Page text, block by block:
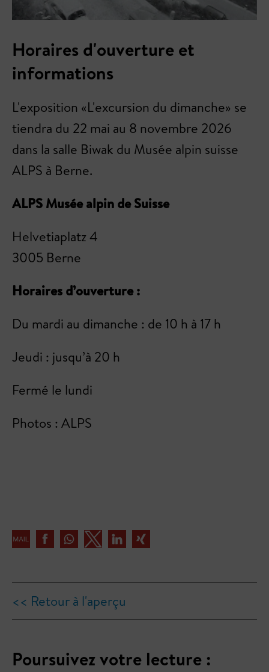
Horaires d'ouverture et
informations
L'exposition «L'excursion du dimanche» se
tiendra du 22 mai au 8 novembre 2026
dans la salle Biwak du Musée alpin suisse
ALPS à Berne.
ALPS Musée alpin de Suisse
Helvetiaplatz 4
3005 Berne
Horaires d’ouverture :
Du mardi au dimanche : de 10 h à 17 h
Jeudi : jusqu’à 20 h
Fermé le lundi
Photos : ALPS
<< Retour à l'aperçu
Poursuivez votre lecture :